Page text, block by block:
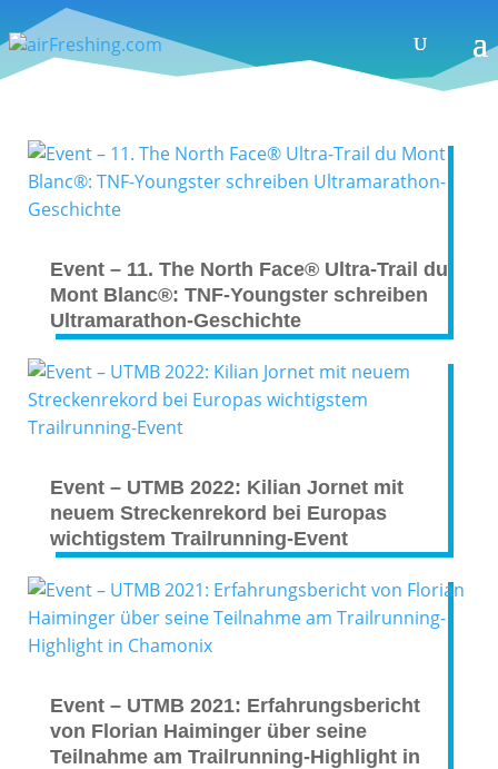
Event – 11. The North Face® Ultra-Trail du
Mont Blanc®: TNF-Youngster schreiben
Ultramarathon-Geschichte
Event – UTMB 2022: Kilian Jornet mit
neuem Streckenrekord bei Europas
wichtigstem Trailrunning-Event
Event – UTMB 2021: Erfahrungsbericht
von Florian Haiminger über seine
Teilnahme am Trailrunning-Highlight in